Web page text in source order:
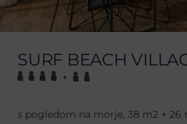
SURF BEACH
+
s pogledom na morje, 38 m2 + 26